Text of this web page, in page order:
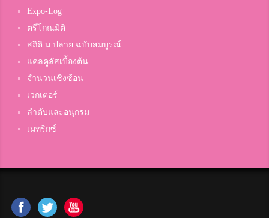
Expo-Log
ตรีโกณมิติ
สถิติ ม.ปลาย ฉบับสมบูรณ์
แคลคูลัสเบื้องต้น
จำนวนเชิงซ้อน
เวกเตอร์
ลำดับและอนุกรม
เมทริกซ์